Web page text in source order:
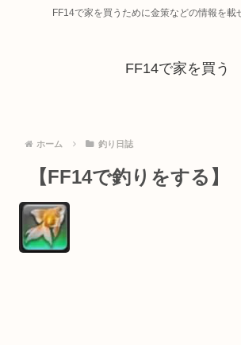
FF14で家を買うために金策などの情報を載
FF14で家を買う
ホーム 釣り日誌
【FF14で釣りをする